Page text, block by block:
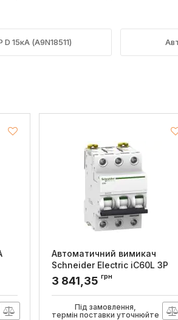
15кА (A9N18511)
Автоматичний вимикач
Schneider Electric iC60L 3P
1.6A Z
Артикул:
3 841,35 грн
Під замовлення,
термін поставки уточнюйте